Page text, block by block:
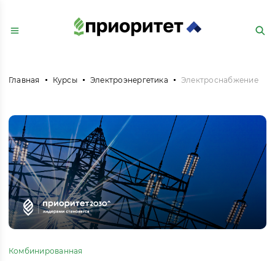
Главная Курсы Электроэнергетика Электроснабжение
Комбинированная